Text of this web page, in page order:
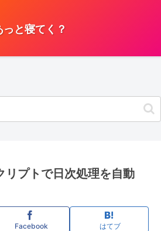
っと寝てく？
リプトで日次処理を自動
Facebook はてブ